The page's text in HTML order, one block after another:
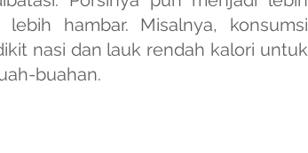
hambar. Misalnya, konsumsi
nasi dan lauk rendah kalori untuk
buahan.